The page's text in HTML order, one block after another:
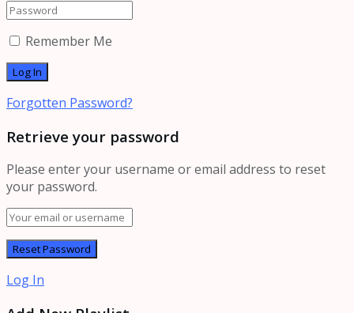
Remember Me
Forgotten Password?
Retrieve your password
Please enter your username or email address to reset
your password.
Log In